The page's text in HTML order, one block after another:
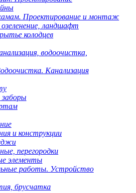
Проектирование и монтаж
ландшафт
колодцев
водоочистка,
Канализация
и конструкции
перегородки
элементы
работы. Устройство
брусчатка